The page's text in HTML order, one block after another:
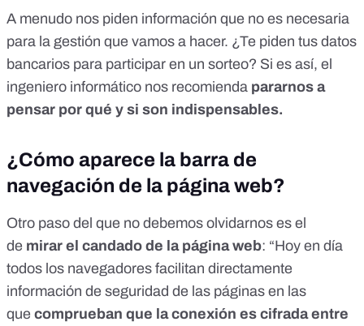
A menudo nos piden información que no es necesaria
para la gestión que vamos a hacer. ¿Te piden tus datos
bancarios para participar en un sorteo? Si es así, el
ingeniero informático nos recomienda pararnos a
pensar por qué y si son indispensables.
¿Cómo aparece la barra de
navegación de la página web?
Otro paso del que no debemos olvidarnos es el
de mirar el candado de la página web: “Hoy en día
todos los navegadores facilitan directamente
información de seguridad de las páginas en las
que comprueban que la conexión es cifrada entre